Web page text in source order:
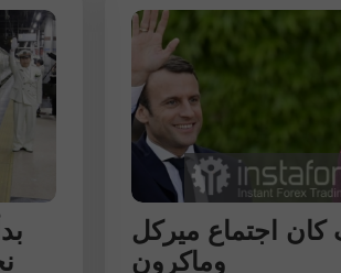
اجتماع ميركل
وماكرون